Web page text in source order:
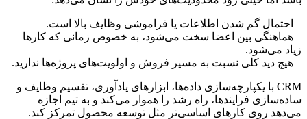
– احتمال گم شدن اطلاعات یا فراموشی وظایف بالا است.
– هماهنگی بین اعضا سخت می‌شود، به خصوص زمانی که کارها
زیاد می‌شود.
– هیچ دید کلی نسبت به مسیر فروش و اولویت‌های پروژه‌ها ندارید.
CRM با یکپارچه‌سازی داده‌ها، ابزارهای یادآوری، تقسیم وظایف و
ساده‌سازی فرایندها، راه رشد را هموار می‌کند و به تیم اجازه
می‌دهد روی کارهای اساسی‌تر مثل توسعه محصول تمرکز کند.